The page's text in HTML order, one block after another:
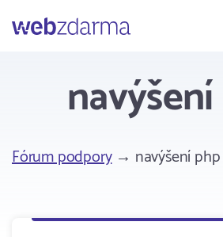
Webzdarma
Fórum podpory→ navýšení php